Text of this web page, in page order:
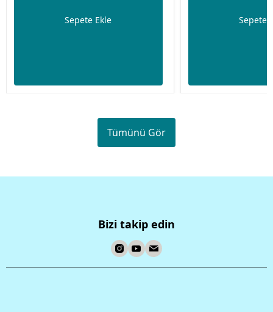
Sepete Ekle Sepete
Tümünü Gör
Bizi takip edin